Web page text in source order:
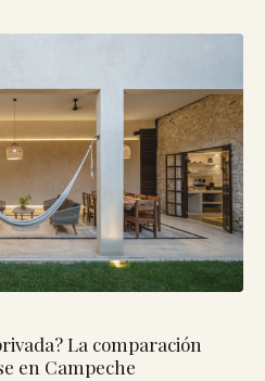
La comparación
en Campeche